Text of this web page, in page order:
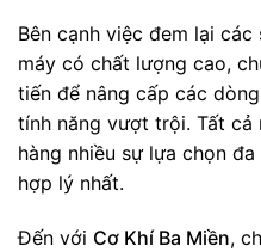
Bên cạnh việc đem lại
máy có chất lượng cao,
tiến để nâng cấp các
tính năng vượt trội. Tất cả
hàng nhiều sự lựa chọn
hợp lý nhất.
Đến với Cơ Khí Ba Miền,